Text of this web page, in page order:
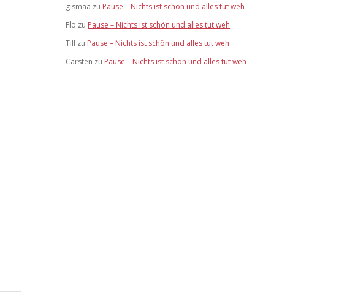
gismaa zu Pause – Nichts ist schön und alles tut weh
Flo zu Pause – Nichts ist schön und alles tut weh
Till zu Pause – Nichts ist schön und alles tut weh
Carsten zu Pause – Nichts ist schön und alles tut weh